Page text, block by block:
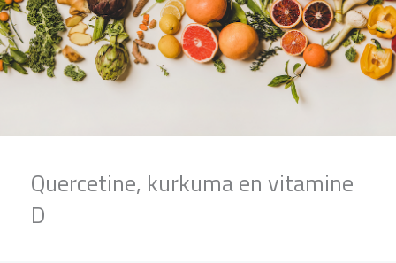
Quercetine, kurkuma en vitamine
D